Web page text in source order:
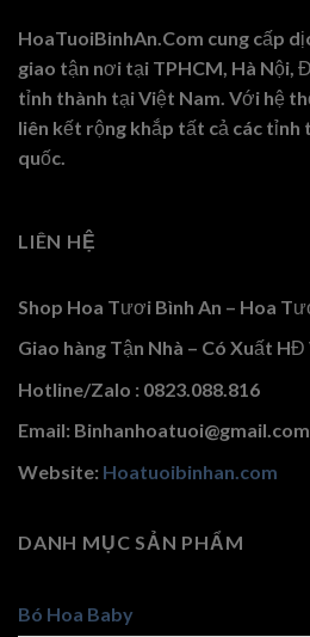
HoaTuoiBinhAn.Com cung cấp
giao tận nơi tại TPHCM, Hà Nội,
tỉnh thành tại Việt Nam. Với hệ
liên kết rộng khắp tất cả các tỉnh
quốc.
LIÊN HỆ
Shop Hoa Tươi Bình An – Hoa
Giao hàng Tận Nhà – Có Xuất HĐ
Hotline/Zalo : 0823.088.816
Email: Binhanhoatuoi@gmail.com
Website: Hoatuoibinhan.com
DANH MỤC SẢN PHẨM
Bó Hoa Baby